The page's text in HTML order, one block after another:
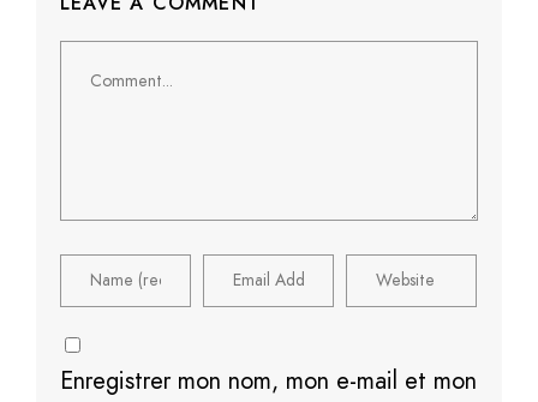
Enregistrer mon nom, mon e-mail et mon